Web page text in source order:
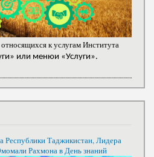
к услугам Института
или менюи «Услуги».
Республики Таджикистан, Лидера
Рахмона в День знаний